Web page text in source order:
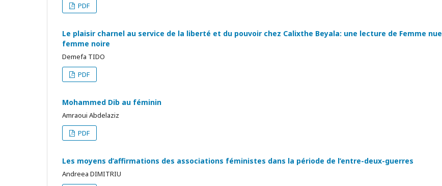
PDF
Le plaisir charnel au service de la liberté et du pouvoir chez Calixthe Beyala: une lecture de Femme nue
femme noire
Demefa TIDO
PDF
Mohammed Dib au féminin
Amraoui Abdelaziz
PDF
Les moyens d’affirmations des associations féministes dans la période de l’entre-deux-guerres
Andreea DIMITRIU